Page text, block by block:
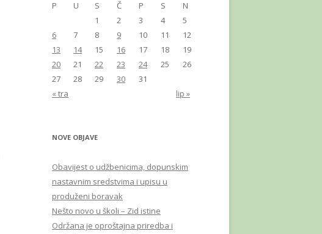
P
U S Č P S
N
1
2 3 4
5
6
7 8 9 10 11
12
13
14 15 16 17 18
19
20
21 22 23 24 25
26
27
28 29 30
31
« tra
lip »
NOVE OBJAVE
Obavijest o udžbenicima, dopunskim
nastavnim sredstvima i upisu u
produženi boravak
Nešto novo u školi – Zid istine
Održana je oproštajna priredba i